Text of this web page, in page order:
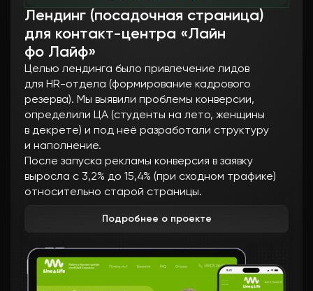
Лендинг (посадочная страница)
для контакт-центра «Лайн
фо Лайф»
Целью лендинга было привлечение лидов
для HR-отдела (формирование кадрового
резерва). Мы выявили проблемы конверсии,
определили ЦА (студенты на лето, женщины
в декрете) и под неё разработали структуру
и наполнение.
После запуска рекламы конверсия в заявку
выросла с 3,2% до 15,4% (при сходном трафике)
относительно старой страницы.
Подробнее о проекте